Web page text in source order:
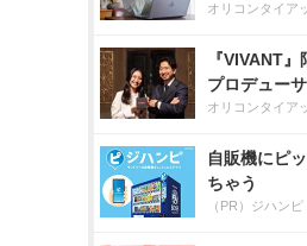
オリコンタイア
『VIVANT』
プロデュー
オリコンタイア
自販機にピ
ちゃう
（PR）ジハンピ